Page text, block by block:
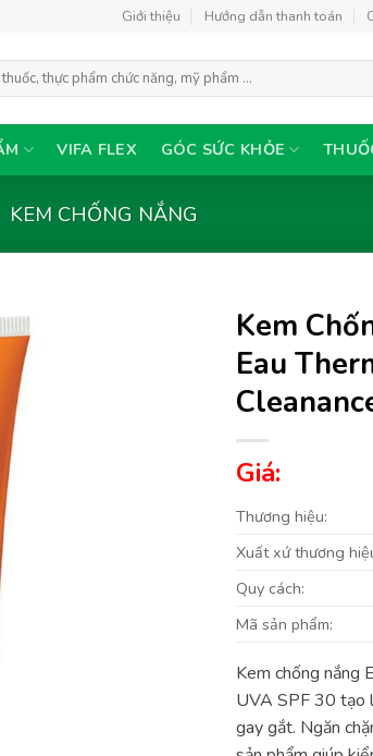
Giới thiệu Hướng dẫn thanh toán
VIFA FLEX GÓC SỨC KHỎE
KEM CHỐNG NẮNG
Kem
Eau
Giá:
Thương hiệu:
Xuất xứ thương
Quy cách:
Mã sản phẩm:
Kem chống nắng
UVA SPF 30 tạo
gay gắt. Ngăn